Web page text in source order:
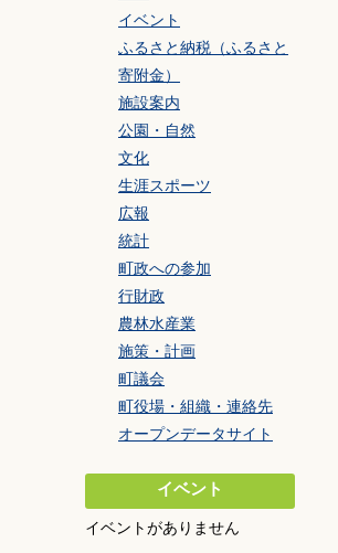
イベント
ふるさと納税（ふるさと
寄附金）
施設案内
公園・自然
文化
生涯スポーツ
広報
統計
町政への参加
行財政
農林水産業
施策・計画
町議会
町役場・組織・連絡先
オープンデータサイト
イベント
イベントがありません